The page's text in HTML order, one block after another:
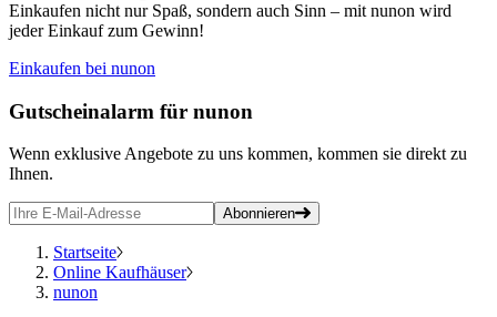
Einkaufen nicht nur Spaß, sondern auch Sinn – mit nunon wird
jeder Einkauf zum Gewinn!
Einkaufen bei nunon
Gutscheinalarm für nunon
Wenn exklusive Angebote zu uns kommen, kommen sie direkt zu
Ihnen.
Abonnieren
Startseite
Online Kaufhäuser
nunon